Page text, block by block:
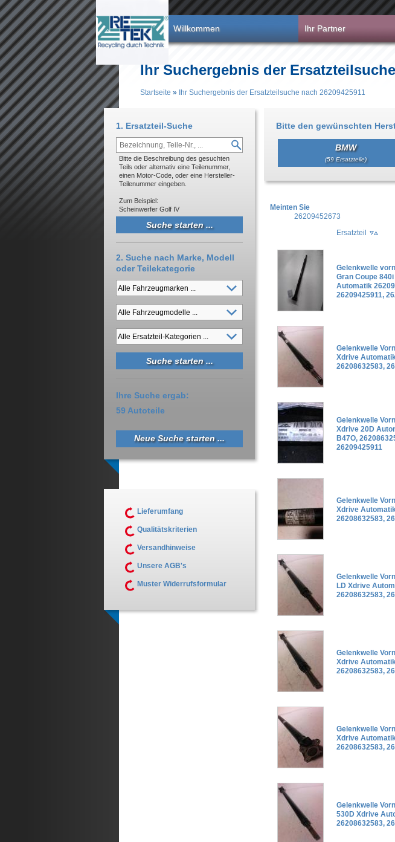
Direkt zum Inhalt
Willkommen Ihr Partner
Ihr Suchergebnis der
Startseite » Ihr Suchergebnis der Ersatzteilsuche nach 26209425911
Bitte den gewünschten
BMW
(59 Ersatzteile)
Meinten Sie
26209452673
Ersatzteil
Gelenkwelle
Gran Coupe
Automatik
26209425911,
Gelenkwelle
Xdrive
26208632583,
Gelenkwelle
Xdrive 20D
B47O,
26209425911
Gelenkwelle
Xdrive
26208632583,
Gelenkwelle
LD Xdrive
26208632583,
Gelenkwelle
Xdrive
26208632583,
Gelenkwelle
Xdrive
26208632583,
Gelenkwelle
530D Xdrive
26208632583,
1. Ersatzteil-Suche
Bitte die Beschreibung des gesuchten
Teils oder alternativ eine Teilenummer,
einen Motor-Code, oder eine Hersteller-
Teilenummer eingeben.
Zum Beispiel:
Scheinwerfer Golf IV
2. Suche nach Marke, Modell
oder Teilekategorie
Ihre Suche ergab:
59 Autoteile
Neue Suche starten ...
Lieferumfang
Qualitätskriterien
Versandhinweise
Unsere AGB's
Muster Widerrufsformular